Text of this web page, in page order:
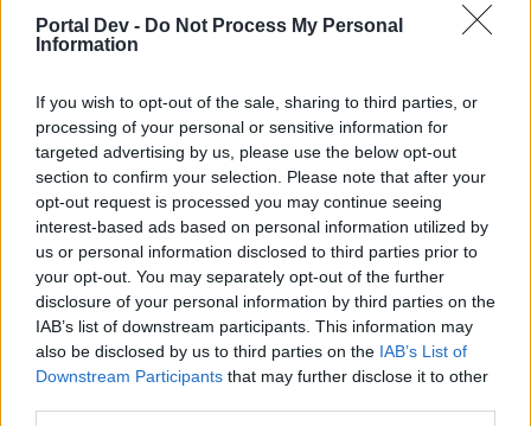
Portal Dev - Do Not Process My Personal
Information
If you wish to opt-out of the sale, sharing to third parties, or
processing of your personal or sensitive information for
targeted advertising by us, please use the below opt-out
section to confirm your selection. Please note that after your
opt-out request is processed you may continue seeing
interest-based ads based on personal information utilized by
us or personal information disclosed to third parties prior to
your opt-out. You may separately opt-out of the further
disclosure of your personal information by third parties on the
IAB’s list of downstream participants. This information may
also be disclosed by us to third parties on the IAB’s List of
Downstream Participants that may further disclose it to other
Noch 27 Grad
sodaclub lissy_kind
lissy_kind
Lebende Forenlegende
Licht an
29 Grad